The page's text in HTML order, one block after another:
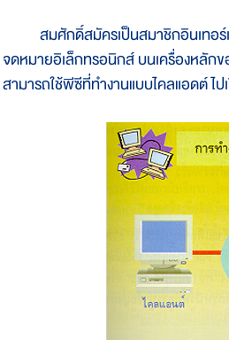
สมศักดิ์สมัครเป็นสมาชิกอินเทอร์เ
จดหมายอิเล็กทรอนิกส์ บนเครื่องหลัก
สามารถใช้พีซีที่ทำงานแบบไคลแอดต์ ไ